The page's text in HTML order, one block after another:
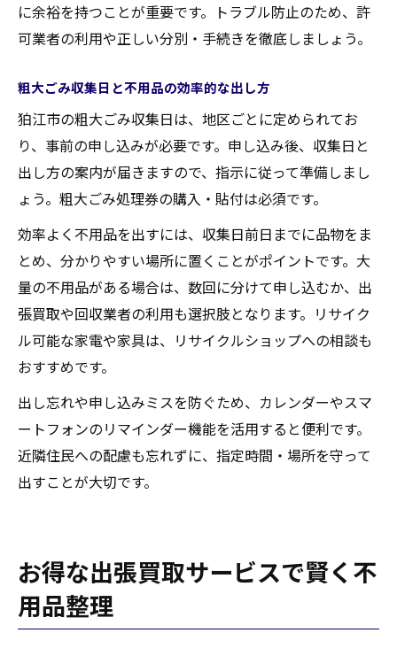
に余裕を持つことが重要です。トラブル防止のため、許
可業者の利用や正しい分別・手続きを徹底しましょう。
粗大ごみ収集日と不用品の効率的な出し方
狛江市の粗大ごみ収集日は、地区ごとに定められてお
り、事前の申し込みが必要です。申し込み後、収集日と
出し方の案内が届きますので、指示に従って準備しまし
ょう。粗大ごみ処理券の購入・貼付は必須です。
効率よく不用品を出すには、収集日前日までに品物をま
とめ、分かりやすい場所に置くことがポイントです。大
量の不用品がある場合は、数回に分けて申し込むか、出
張買取や回収業者の利用も選択肢となります。リサイク
ル可能な家電や家具は、リサイクルショップへの相談も
おすすめです。
出し忘れや申し込みミスを防ぐため、カレンダーやスマ
ートフォンのリマインダー機能を活用すると便利です。
近隣住民への配慮も忘れずに、指定時間・場所を守って
出すことが大切です。
お得な出張買取サービスで賢く不
用品整理